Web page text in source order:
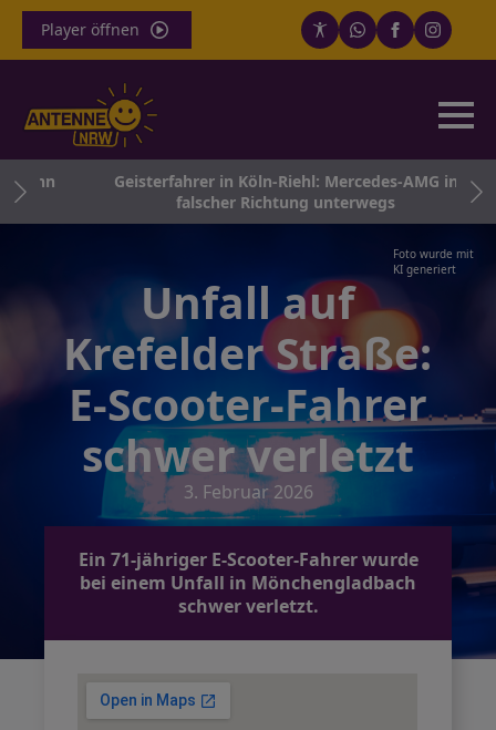
Player öffnen
Geisterfahrer in Köln-Riehl: Mercedes-AMG in
falscher Richtung unterwegs
Foto wurde mit
KI generiert
Unfall auf
Krefelder Straße:
E-Scooter-Fahrer
schwer verletzt
3. Februar 2026
Ein 71-jähriger E-Scooter-Fahrer wurde
bei einem Unfall in Mönchengladbach
schwer verletzt.